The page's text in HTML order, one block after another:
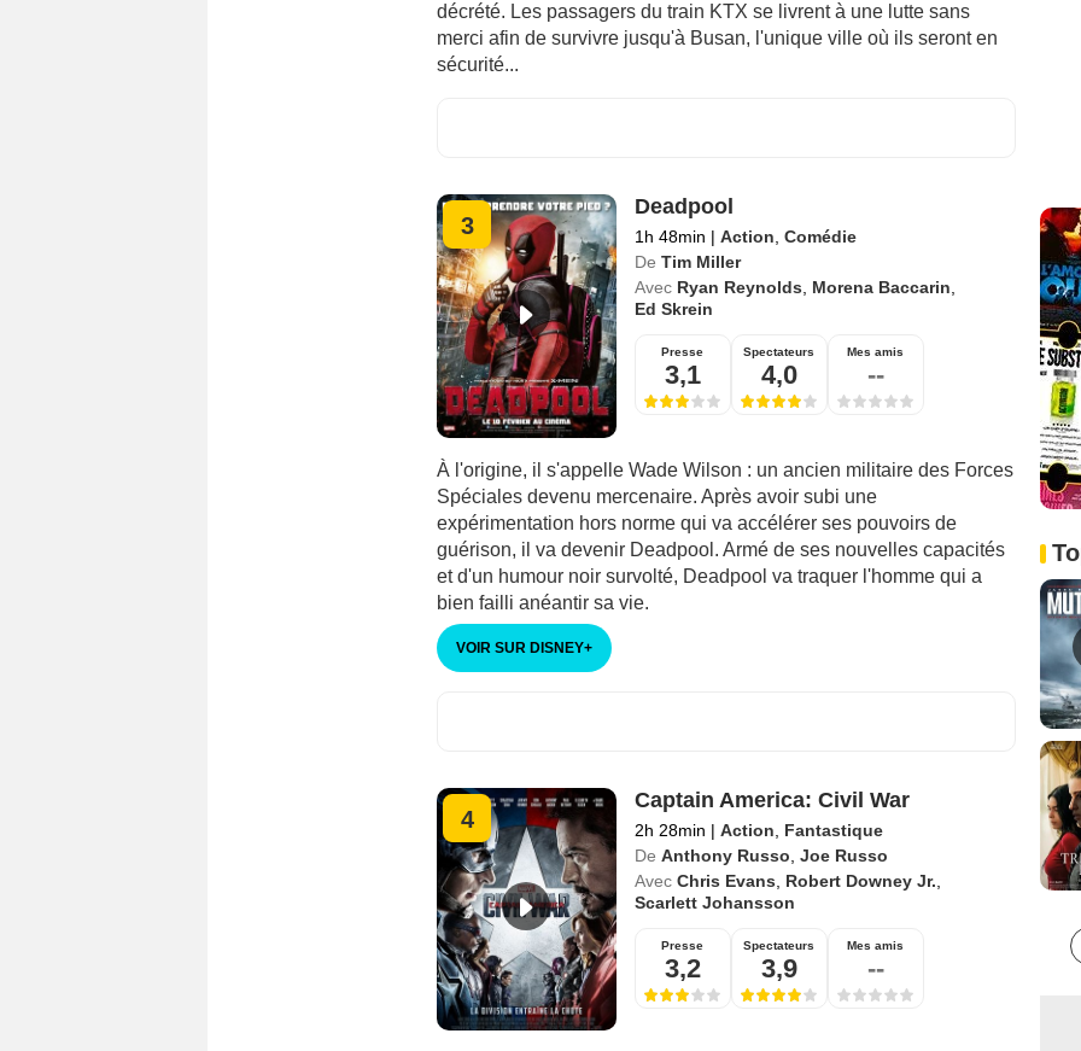
décrété. Les passagers du train KTX se livrent à une lutte sans
merci afin de survivre jusqu'à Busan, l'unique ville où ils seront en
sécurité...
3
Deadpool
1h 48min | Action Comédie
De Tim Miller
Avec Ryan Reynolds Morena Baccarin
Ed Skrein
Presse
3,1
Spectateurs
4,0
Mes amis
--
À l'origine, il s'appelle Wade Wilson : un ancien militaire des Forces
Spéciales devenu mercenaire. Après avoir subi une
expérimentation hors norme qui va accélérer ses pouvoirs de
guérison, il va devenir Deadpool. Armé de ses nouvelles capacités
et d'un humour noir survolté, Deadpool va traquer l'homme qui a
bien failli anéantir sa vie.
VOIR SUR DISNEY+
4
Captain America: Civil War
2h 28min | Action
Fantastique
De Anthony Russo Joe Russo
Avec Chris Evans Robert Downey Jr.
Scarlett Johansson
Presse
3,2
Spectateurs
3,9
Mes amis
--